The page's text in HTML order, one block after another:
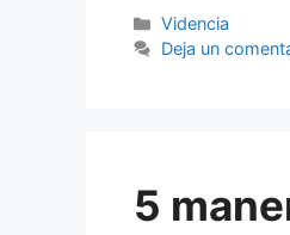
Categorías
Videncia
Deja un
5